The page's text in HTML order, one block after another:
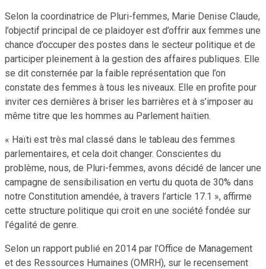
Selon la coordinatrice de Pluri-femmes, Marie Denise Claude,
l’objectif principal de ce plaidoyer est d’offrir aux femmes une
chance d’occuper des postes dans le secteur politique et de
participer pleinement à la gestion des affaires publiques. Elle
se dit consternée par la faible représentation que l’on
constate des femmes à tous les niveaux. Elle en profite pour
inviter ces dernières à briser les barrières et à s’imposer au
même titre que les hommes au Parlement haïtien.
« Haïti est très mal classé dans le tableau des femmes
parlementaires, et cela doit changer. Conscientes du
problème, nous, de Pluri-femmes, avons décidé de lancer une
campagne de sensibilisation en vertu du quota de 30% dans
notre Constitution amendée, à travers l’article 17.1 », affirme
cette structure politique qui croit en une société fondée sur
l’égalité de genre.
Selon un rapport publié en 2014 par l’Office de Management
et des Ressources Humaines (OMRH), sur le recensement